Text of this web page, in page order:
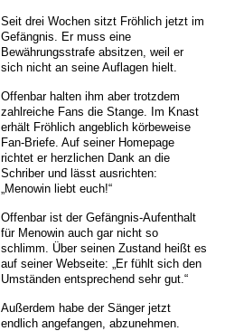
Seit drei Wochen sitzt Fröhlich jetzt im
Gefängnis. Er muss eine
Bewährungsstrafe absitzen, weil er
sich nicht an seine Auflagen hielt.
Offenbar halten ihm aber trotzdem
zahlreiche Fans die Stange. Im Knast
erhält Fröhlich angeblich körbeweise
Fan-Briefe. Auf seiner Homepage
richtet er herzlichen Dank an die
Schriber und lässt ausrichten:
„Menowin liebt euch!“
Offenbar ist der Gefängnis-Aufenthalt
für Menowin auch gar nicht so
schlimm. Über seinen Zustand heißt es
auf seiner Webseite: „Er fühlt sich den
Umständen entsprechend sehr gut.“
Außerdem habe der Sänger jetzt
endlich angefangen, abzunehmen.